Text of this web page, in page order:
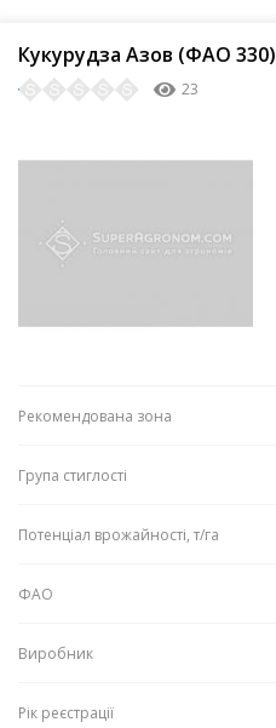
Кукурудза Азов (ФАО 330)
23
Рекомендована зона
Група стиглості
Потенціал врожайності, т/га
ФАО
Виробник
Рік реєстрації